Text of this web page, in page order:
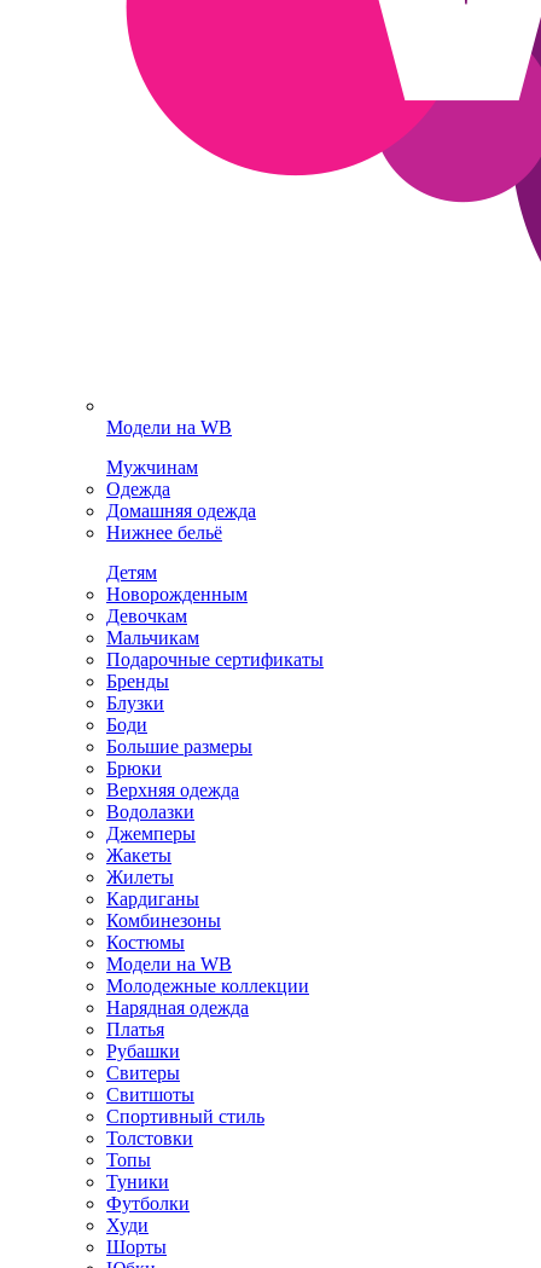
Модели на WB
Мужчинам
Одежда
Домашняя одежда
Нижнее бельё
Детям
Новорожденным
Девочкам
Мальчикам
Подарочные сертификаты
Бренды
Блузки
Боди
Большие размеры
Брюки
Верхняя одежда
Водолазки
Джемперы
Жакеты
Жилеты
Кардиганы
Комбинезоны
Костюмы
Модели на WB
Молодежные коллекции
Нарядная одежда
Платья
Рубашки
Свитеры
Свитшоты
Спортивный стиль
Толстовки
Топы
Туники
Футболки
Худи
Шорты